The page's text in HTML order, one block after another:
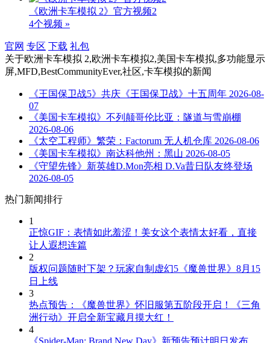
《欧洲卡车模拟 2》官方视频2
4个视频 »
官网 专区 下载 礼包
关于欧洲卡车模拟 2,欧洲卡车模拟2,美国卡车模拟,多功能显示
屏,MFD,BestCommunityEver,社区,卡车模拟的新闻
《王国保卫战5》共庆《王国保卫战》十五周年 2026-08-
07
《美国卡车模拟》不列颠哥伦比亚：隧道与雪崩棚
2026-08-06
《太空工程师》繁荣：Factorum 无人机仓库 2026-08-06
《美国卡车模拟》南达科他州：黑山 2026-08-05
《守望先锋》新英雄D.Mon亮相 D.Va昔日队友终登场
2026-08-05
热门新闻排行
1
正惊GIF：表情如此羞涩！美女这个表情太好看，直接
让人遐想连篇
2
版权问题随时下架？玩家自制虚幻5《魔兽世界》8月15
日上线
3
热点预告：《魔兽世界》怀旧服第五阶段开启！《三角
洲行动》开启全新宝藏月摸大红！
4
《Spider-Man: Brand New Day》新预告预计明日发布，